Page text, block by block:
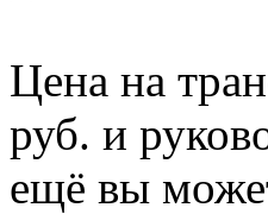
Цена на
руб. и
ещё вы